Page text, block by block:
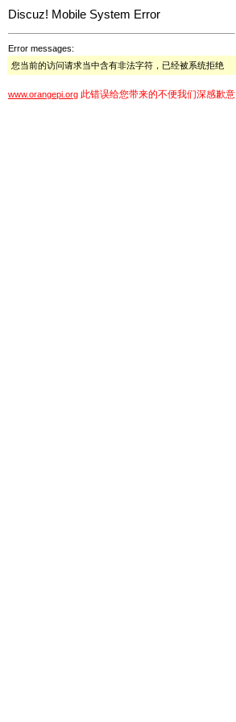
Discuz! Mobile System Error
Error messages:
您当前的访问请求当中含有非法字符，已经被系统拒绝
www.orangepi.org 此错误给您带来的不便我们深感歉意